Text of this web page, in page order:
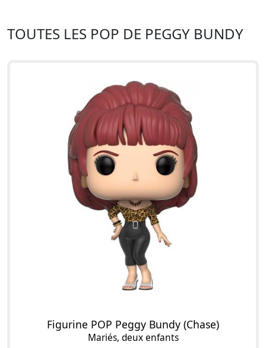
TOUTES LES POP DE PEGGY BUNDY
Figurine POP Peggy Bundy (Chase)
Mariés, deux enfants